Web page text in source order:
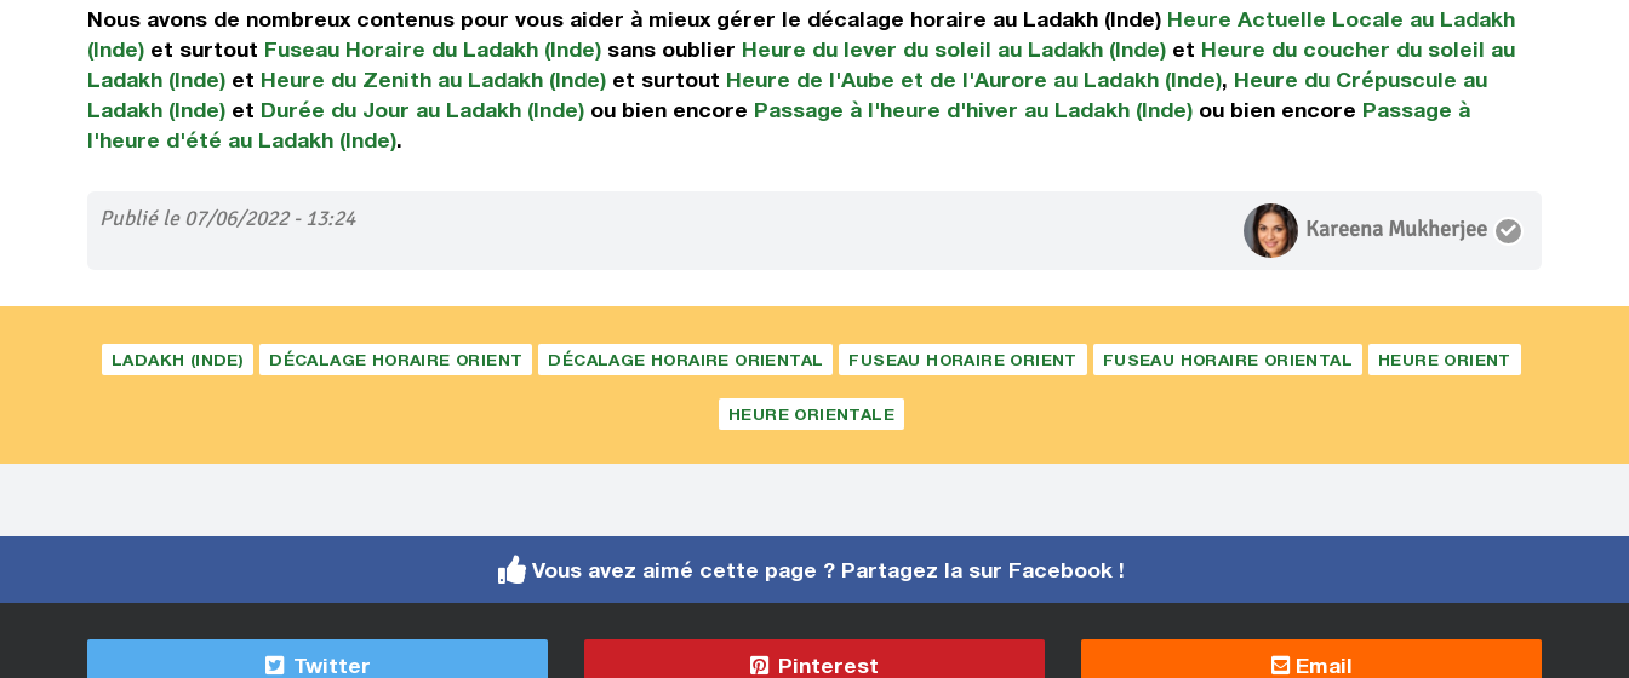
Nous avons de nombreux contenus pour vous aider à mieux gérer le décalage horaire au Ladakh (Inde) Heure Actuelle Locale au Ladakh
(Inde) et surtout Fuseau Horaire du Ladakh (Inde) sans oublier Heure du lever du soleil au Ladakh (Inde) et Heure du coucher du soleil au
Ladakh (Inde) et Heure du Zenith au Ladakh (Inde) et surtout Heure de l'Aube et de l'Aurore au Ladakh (Inde), Heure du Crépuscule au
Ladakh (Inde) et Durée du Jour au Ladakh (Inde) ou bien encore Passage à l'heure d'hiver au Ladakh (Inde) ou bien encore Passage à
l'heure d'été au Ladakh (Inde).
Publié le 07/06/2022 - 13:24 Kareena Mukherjee
LADAKH (INDE) DÉCALAGE HORAIRE ORIENT DÉCALAGE HORAIRE ORIENTAL FUSEAU HORAIRE ORIENT FUSEAU HORAIRE ORIENTAL HEURE ORIENT
HEURE ORIENTALE
Vous avez aimé cette page ? Partagez la sur Facebook !
Twitter Pinterest Email